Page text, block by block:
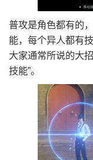
普攻是角色都有的
能，每个异人都有
大家通常所说的大
技能”。